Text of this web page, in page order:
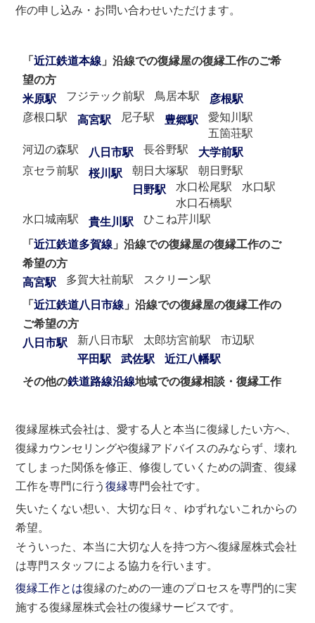
作の申し込み・お問い合わせいただけます。
「近江鉄道本線 」沿線での復縁屋の復縁工作のご希
望の方
米原駅
フジテック前駅 鳥居本駅
彦根駅
彦根口駅
高宮駅 尼子駅 豊郷駅
愛知川駅
五箇荘駅
河辺の森駅
八日市駅 長谷野駅
大学前駅
京セラ前駅
桜川駅 朝日大塚駅
朝日野駅
日野駅
水口松尾駅
水口駅
水口石橋駅
水口城南駅
貴生川駅 ひこね芹川駅
「近江鉄道多賀線 」沿線での復縁屋の復縁工作のご
希望の方
高宮駅
多賀大社前駅 スクリーン駅
「近江鉄道八日市線 」沿線での復縁屋の復縁工作の
ご希望の方
八日市駅
新八日市駅 太郎坊宮前駅
市辺駅
平田駅
武佐駅
近江八幡駅
その他の鉄道路線沿線地域での復縁相談・復縁工作
復縁屋株式会社は、愛する人と本当に復縁したい方へ、
復縁カウンセリングや復縁アドバイスのみならず、壊れ
てしまった関係を修正、修復していくための調査、復縁
工作を専門に行う復縁専門会社です。
失いたくない想い、大切な日々、ゆずれないこれからの
希望。
そういった、本当に大切な人を持つ方へ復縁屋株式会社
は専門スタッフによる協力を行います。
復縁工作とは復縁のための一連のプロセスを専門的に実
施する復縁屋株式会社の復縁サービスです。